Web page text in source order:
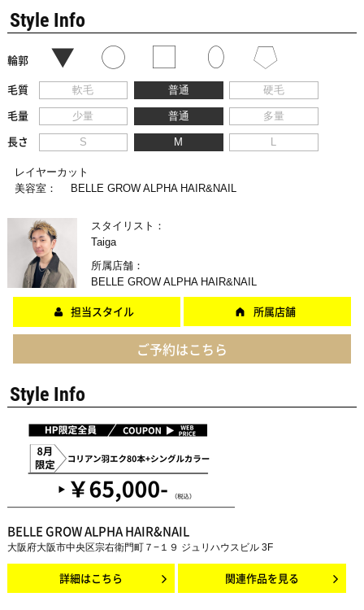
Style Info
輪郭
毛質
軟毛 普通 硬毛
毛量 少量 普通 多量
長さ S M L
レイヤーカット
美容室：
BELLE GROW ALPHA HAIR&NAIL
スタイリスト：
Taiga
所属店舗：
BELLE GROW ALPHA HAIR&NAIL
担当スタイル 所属店舗
ご予約はこちら
Style Info
BELLE GROW ALPHA HAIR&NAIL
大阪府大阪市中央区宗右衛門町７−１９ ジュリハウスビル 3F
詳細はこちら 関連作品を見る